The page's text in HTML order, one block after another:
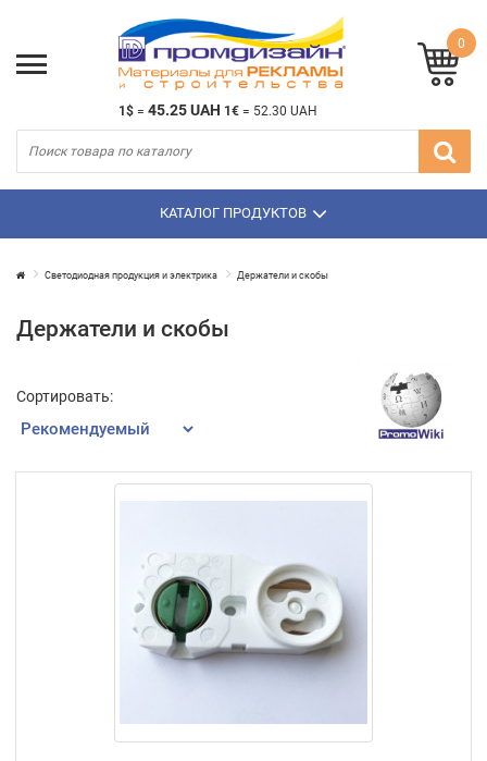
1$ = 45.25 UAH 1€ = 52.30 UAH
0
КАТАЛОГ ПРОДУКТОВ
Светодиодная продукция и электрика Держатели и скобы
Держатели и скобы
Сортировать: